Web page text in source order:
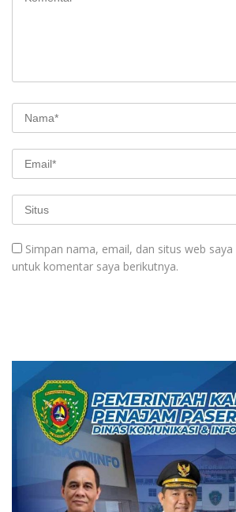
Simpan nama, email, dan situs web
untuk komentar saya berikutnya.